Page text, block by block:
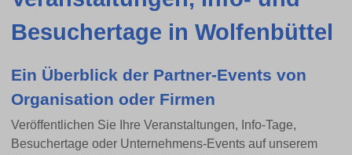
Besuchertage in Wolfenbüttel
Ein Überblick der Partner-Events von
Organisation oder Firmen
Veröffentlichen Sie Ihre Veranstaltungen, Info-Tage,
Besuchertage oder Unternehmens-Events auf unserem